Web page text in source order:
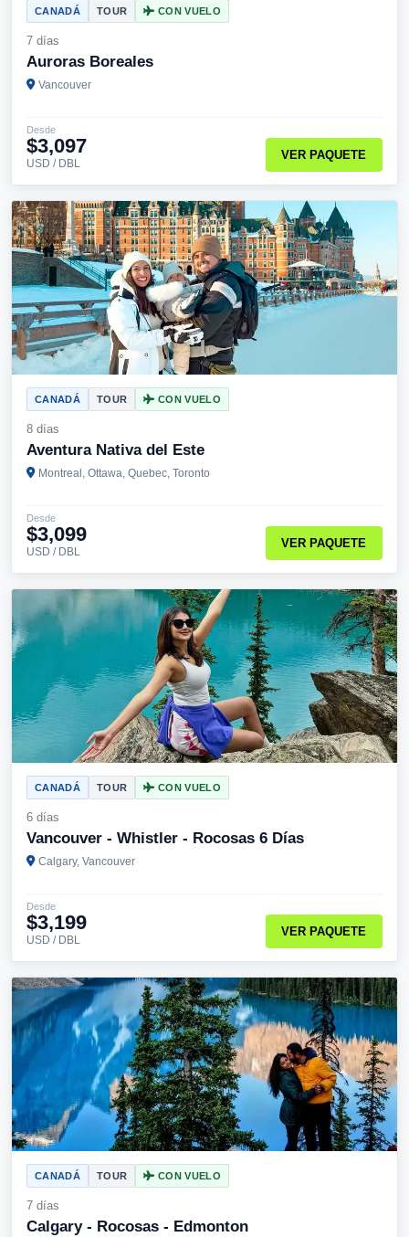
CANADÁ TOUR CON VUELO
7 días
Auroras Boreales
Vancouver
Desde
$3,097
USD / DBL
VER PAQUETE
CANADÁ TOUR CON VUELO
8 días
Aventura Nativa del Este
Montreal, Ottawa, Quebec, Toronto
Desde
$3,099
USD / DBL
VER PAQUETE
CANADÁ TOUR CON VUELO
6 días
Vancouver - Whistler - Rocosas 6 Días
Calgary, Vancouver
Desde
$3,199
USD / DBL
VER PAQUETE
CANADÁ TOUR CON VUELO
7 días
Calgary - Rocosas - Edmonton